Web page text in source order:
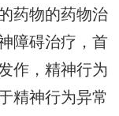
药物的药物治
障碍治疗，首
作，精神行为
精神行为异常